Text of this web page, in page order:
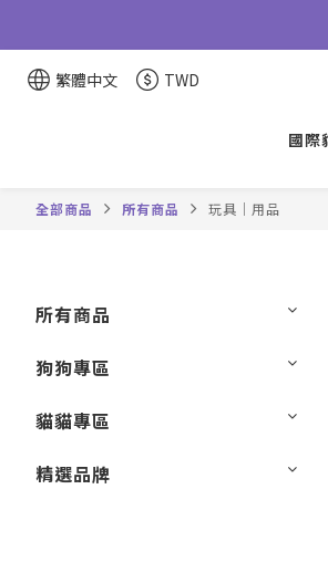
繁體中文 TWD
國際
全部商品 所有商品 玩具｜用品
所有商品
狗狗專區
貓貓專區
精選品牌